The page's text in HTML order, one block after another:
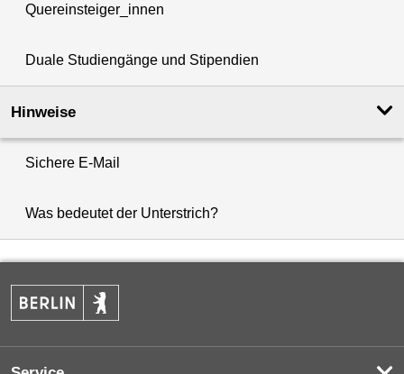
Quereinsteiger_innen
Duale Studiengänge und Stipendien
Hinweise
Sichere E-Mail
Was bedeutet der Unterstrich?